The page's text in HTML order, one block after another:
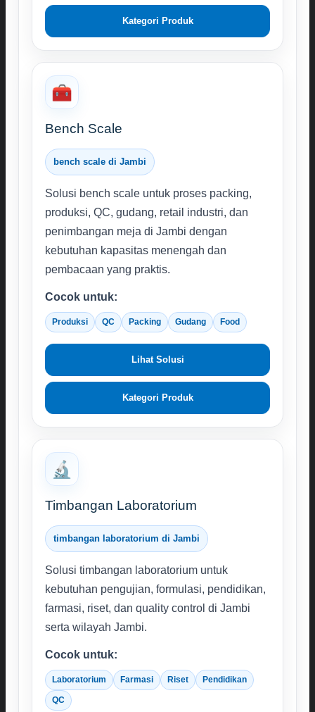
Kategori Produk
🧰
Bench Scale
bench scale di Jambi
Solusi bench scale untuk proses packing,
produksi, QC, gudang, retail industri, dan
penimbangan meja di Jambi dengan
kebutuhan kapasitas menengah dan
pembacaan yang praktis.
Cocok untuk:
Produksi QC Packing Gudang Food
Lihat Solusi
Kategori Produk
🔬
Timbangan Laboratorium
timbangan laboratorium di Jambi
Solusi timbangan laboratorium untuk
kebutuhan pengujian, formulasi, pendidikan,
farmasi, riset, dan quality control di Jambi
serta wilayah Jambi.
Cocok untuk:
Laboratorium Farmasi Riset Pendidikan
QC